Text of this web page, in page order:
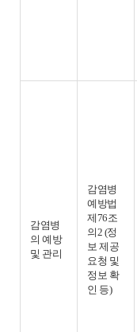
감염병
의 예방
및 관리
감염병
예방법
제76조
의2 (정
보 제공
요청 및
정보 확
인 등)